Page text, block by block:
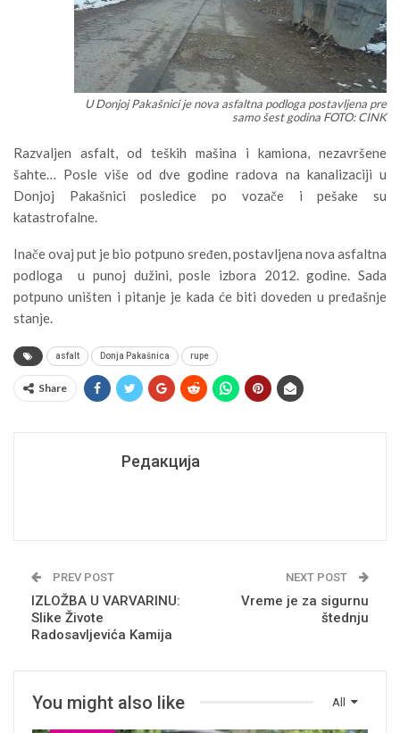
U Donjoj Pakašnici je nova asfaltna podloga postavljena pre
samo šest godina FOTO: CINK
Razvaljen asfalt, od teških mašina i kamiona, nezavršene
šahte… Posle više od dve godine radova na kanalizaciji u
Donjoj Pakašnici posledice po vozače i pešake su
katastrofalne.
Inače ovaj put je bio potpuno sređen, postavljena nova asfaltna
podloga u punoj dužini, posle izbora 2012. godine. Sada
potpuno uništen i pitanje je kada će biti doveden u pređašnje
stanje.
asfalt Donja Pakašnica rupe
Share
Редакција
PREV POST
IZLOŽBA U VARVARINU:
Slike Živote
Radosavljevića Kamija
NEXT POST
Vreme je za sigurnu
štednju
All
You might also like